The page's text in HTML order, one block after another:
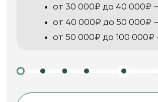
от 30 000₽ до 40 000₽ —
от 40 000₽ до 50 000₽
от 50 000₽ до 100 000₽